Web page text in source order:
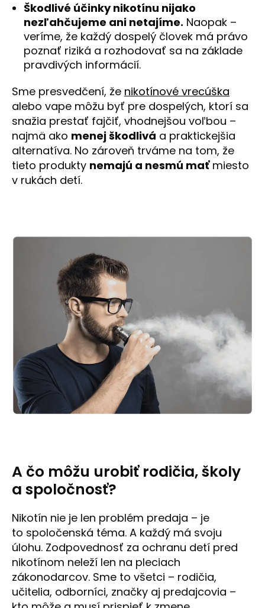
Škodlivé účinky nikotínu nijako
nezľahčujeme ani netajíme. Naopak –
veríme, že každý dospelý človek má právo
poznať riziká a rozhodovať sa na základe
pravdivých informácií.
Sme presvedčení, že nikotínové vrecúška
alebo vape môžu byť pre dospelých, ktorí sa
snažia prestať fajčiť, vhodnejšou voľbou –
najmä ako menej škodlivá a praktickejšia
alternatíva. No zároveň trváme na tom, že
tieto produkty nemajú a nesmú maťmiesto
v rukách detí.
A čo môžu urobiť rodičia, školy
a spoločnosť?
Nikotín nie je len problém predaja – je
to spoločenská téma. A každý má svoju
úlohu. Zodpovednosť za ochranu detí pred
nikotínom neleží len na pleciach
zákonodarcov. Sme to všetci – rodičia,
učitelia, odborníci, značky aj predajcovia –